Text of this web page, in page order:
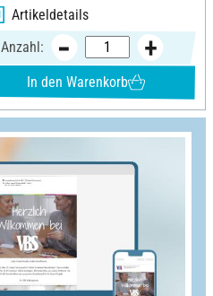
Artikeldetails
Anzahl:
In den Warenkorb